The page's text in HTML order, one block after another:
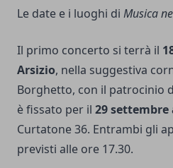
Le date e i luoghi di Musica
Il primo concerto si terrà il
Arsizio, nella suggestiva
Borghetto, con il patrocinio
è fissato per il 29
Curtatone 36. Entrambi gli
previsti alle ore 17.30.